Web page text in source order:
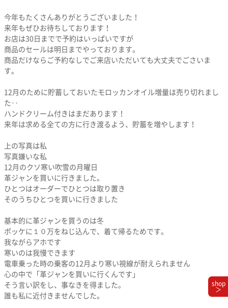
今年もたくさんありがとうございました！
来年もぜひお待ちしております！
お店は30日までで予約はいっぱいですが
商品のセールは明日までやっております。
商品だけならご予約なしでご来店いただいても大丈夫でごさいま
す。
12月のために貯蓄しておいたモロッカンオイル増量は売り切れまし
た‥
ハンドクリーム付きはまだあります！
来年は求める全ての方に行き渡るよう、貯蓄を増やします！
上の写真は私
写真嫌いな私
12月のクソ寒い吹雪の月曜日
革ジャンを買いに行きました。
ひとつはオーダーでひとつは取り置き
そのうちひとつを買いに行きました
基本的に革ジャンを買うのは冬
ポッケに１０万をねじ込んで、着て帰るためです。
我ながらアホです
寒いのは我慢できます
電車乗った時の乗客の12月より寒い視線が耐えられません
心の中で「革ジャンを買いに行くんです」
そう言い訳をし、事なきを得ました。
誰も私に近付きませんでした。
shop
＞